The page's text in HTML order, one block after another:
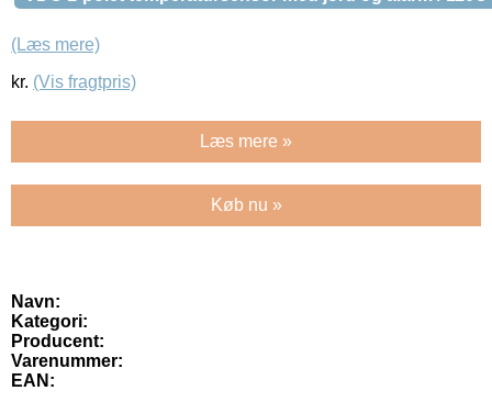
(Læs mere)
kr. (Vis fragtpris)
Læs mere »
Køb nu »
Navn:
Kategori:
Producent:
Varenummer:
EAN: